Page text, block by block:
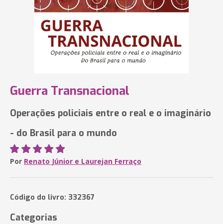
Guerra Transnacional
Operações policiais entre o real e o imaginário
- do Brasil para o mundo
Por Renato Júnior e Laurejan Ferraço
Código do livro: 332367
Categorias